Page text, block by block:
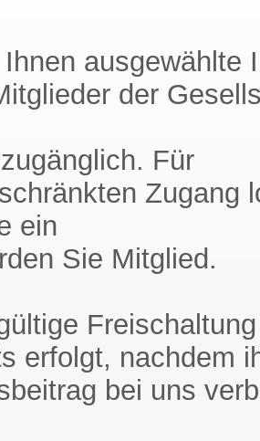
ausgewählte
der
Für
Zugang
ein
Sie Mitglied.
erfolgt, nachdem
bei uns